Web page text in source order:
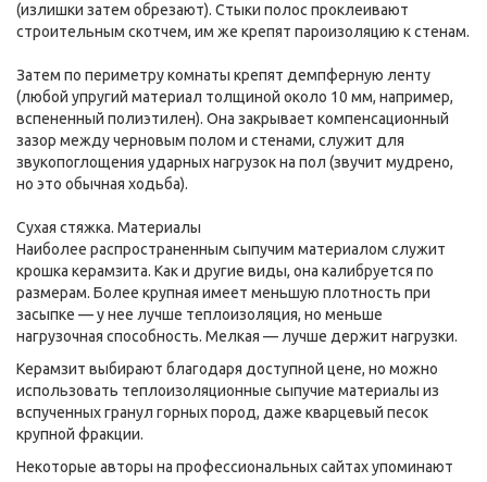
(излишки затем обрезают). Стыки полос проклеивают
строительным скотчем, им же крепят пароизоляцию к стенам.
Затем по периметру комнаты крепят демпферную ленту
(любой упругий материал толщиной около 10 мм, например,
вспененный полиэтилен). Она закрывает компенсационный
зазор между черновым полом и стенами, служит для
звукопоглощения ударных нагрузок на пол (звучит мудрено,
но это обычная ходьба).
Сухая стяжка. Материалы
Наиболее распространенным сыпучим материалом служит
крошка керамзита. Как и другие виды, она калибруется по
размерам. Более крупная имеет меньшую плотность при
засыпке — у нее лучше теплоизоляция, но меньше
нагрузочная способность. Мелкая — лучше держит нагрузки.
Керамзит выбирают благодаря доступной цене, но можно
использовать теплоизоляционные сыпучие материалы из
вспученных гранул горных пород, даже кварцевый песок
крупной фракции.
Некоторые авторы на профессиональных сайтах упоминают